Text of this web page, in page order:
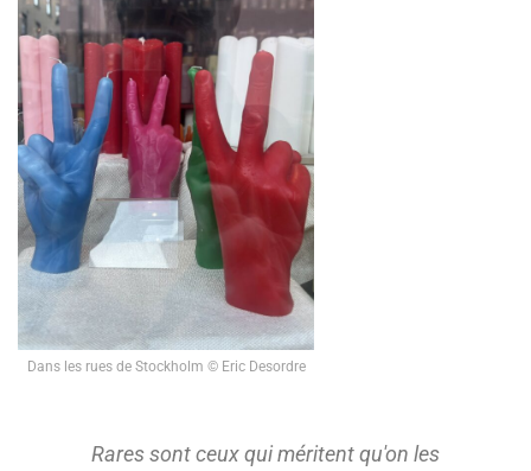
Dans les rues de Stockholm © Eric Desordre
Rares sont ceux qui méritent qu'on les